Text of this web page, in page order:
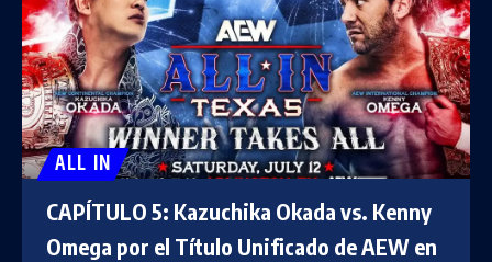
ALL IN
CAPÍTULO 5: Kazuchika Okada vs. Kenny
Omega por el Título Unificado de AEW en